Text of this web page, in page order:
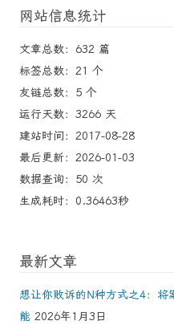
网站信息统计
文章总数：632 篇
标签总数：21 个
友链总数：5 个
运行天数：3266 天
建站时间：2017-08-28
最后更新：2026-01-03
数据查询：50 次
生成耗时：0.36463秒
最新文章
想让你败诉的N种方式之4：将
能 2026年1月3日